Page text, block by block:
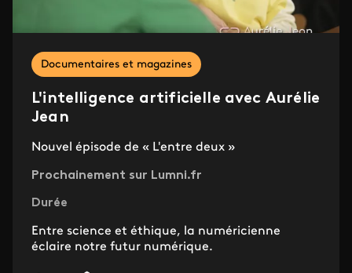
Documentaires et magazines
L'intelligence artificielle avec Aurélie
Jean
Nouvel épisode de « L'entre deux »
Prochainement sur Lumni.fr
Durée
Entre science et éthique, la numéricienne
éclaire notre futur numérique.